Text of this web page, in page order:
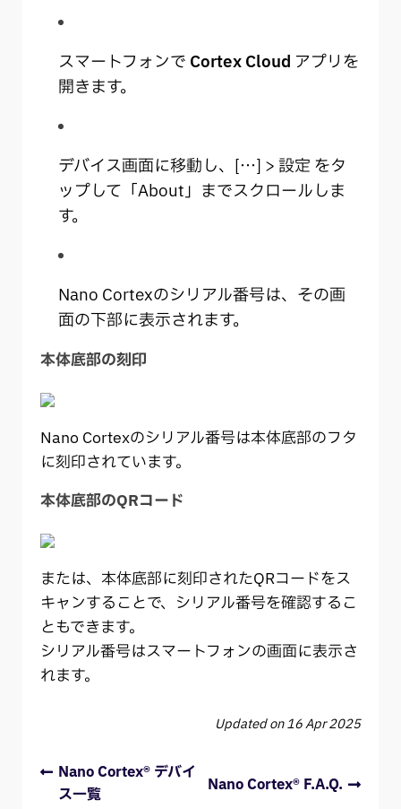
スマートフォンで Cortex Cloud アプリを
開きます。
デバイス画面に移動し、[…] > 設定 をタ
ップして「About」までスクロールしま
す。
Nano Cortexのシリアル番号は、その画
面の下部に表示されます。
本体底部の刻印
Nano Cortexのシリアル番号は本体底部のフタ
に刻印されています。
本体底部のQRコード
または、本体底部に刻印されたQRコードをス
キャンすることで、シリアル番号を確認するこ
ともできます。
シリアル番号はスマートフォンの画面に表示さ
れます。
Updated on 16 Apr 2025
Nano Cortex® デバイ
ス一覧
Nano Cortex® F.A.Q.